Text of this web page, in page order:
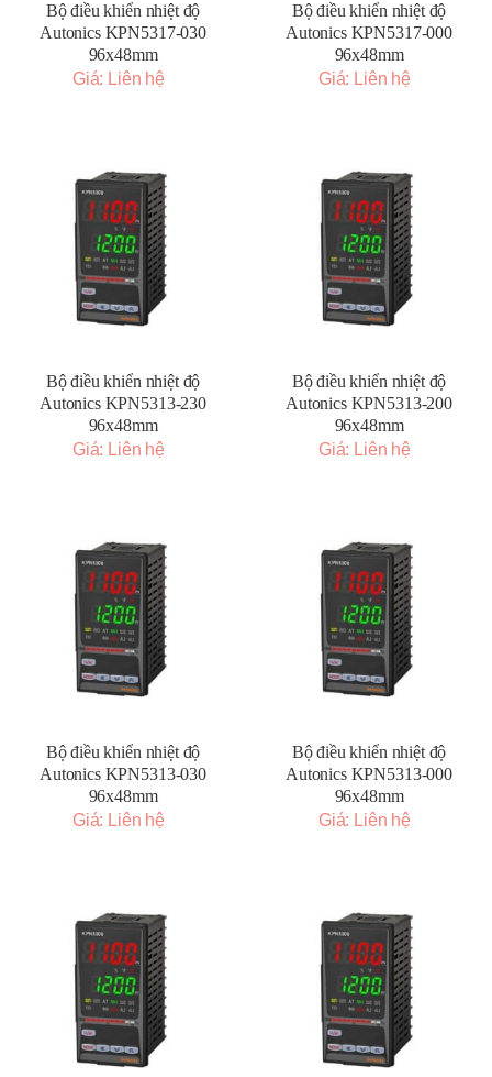
Bộ điều khiển nhiệt độ
Autonics KPN5317-030
96x48mm
Giá: Liên hệ
Bộ điều khiển nhiệt độ
Autonics KPN5317-000
96x48mm
Giá: Liên hệ
Bộ điều khiển nhiệt độ
Autonics KPN5313-230
96x48mm
Giá: Liên hệ
Bộ điều khiển nhiệt độ
Autonics KPN5313-200
96x48mm
Giá: Liên hệ
Bộ điều khiển nhiệt độ
Autonics KPN5313-030
96x48mm
Giá: Liên hệ
Bộ điều khiển nhiệt độ
Autonics KPN5313-000
96x48mm
Giá: Liên hệ